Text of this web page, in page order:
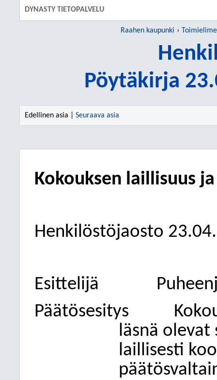
DYNASTY TIETOPALVELU
Raahen kaupunki
Pöytäkirja
Edellinen asia | Seuraava asia
Kokouksen laillisuus
Henkilöstöjaosto
Esittelijä
Päätösesitys
läsnä olevat
laillisesti